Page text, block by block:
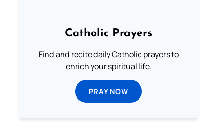
Catholic Prayers
Find and recite daily Catholic prayers to
enrich your spiritual life.
PRAY NOW